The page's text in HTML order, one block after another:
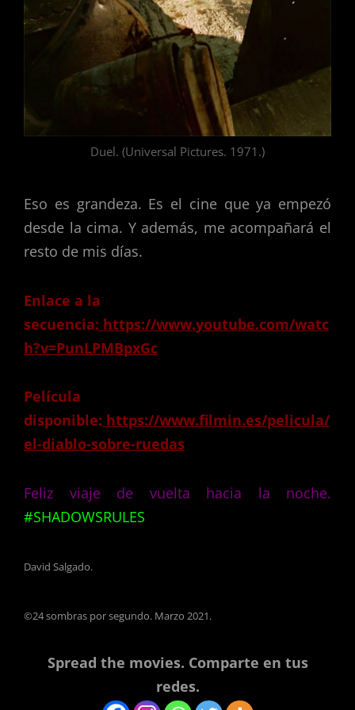
Duel. (Universal Pictures. 1971.)
Eso es grandeza. Es el cine que ya empezó
desde la cima. Y además, me acompañará el
resto de mis días.
Enlace a la
secuencia: https://www.youtube.com/watc
h?v=PunLPMBpxGc
Película
disponible: https://www.filmin.es/pelicula/
el-diablo-sobre-ruedas
Feliz viaje de vuelta hacia la noche.
#SHADOWSRULES
David Salgado.
©24 sombras por segundo. Marzo 2021.
Spread the movies. Comparte en tus
redes.